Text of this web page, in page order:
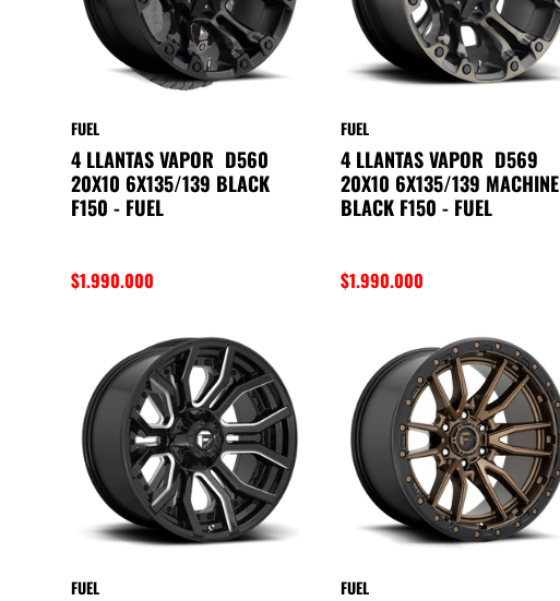
FUEL
4 LLANTAS VAPOR D560
20X10 6X135/139 BLACK
F150 - FUEL
$1.990.000
FUEL
4 LLANTAS VAPOR D569
20X10 6X135/139 MACHINE
BLACK F150 - FUEL
$1.990.000
FUEL FUEL